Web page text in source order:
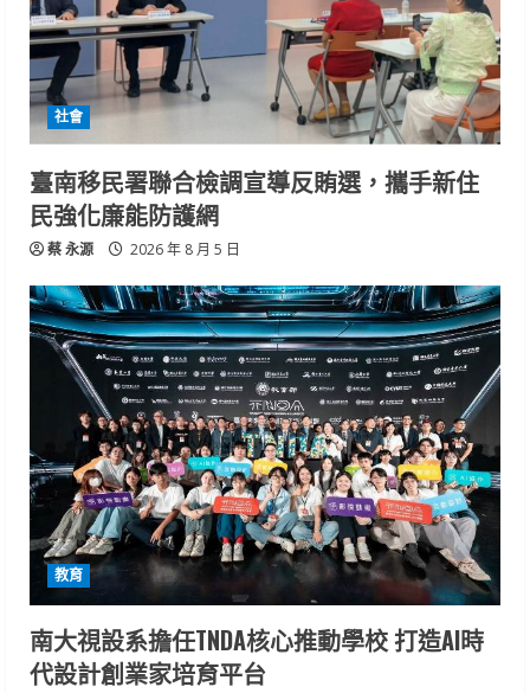
社會
臺南移民署聯合檢調宣導反賄選，攜手新住
民強化廉能防護網
蔡 永源 2026 年 8 月 5 日
教育
南大視設系擔任TNDA核心推動學校 打造AI時
代設計創業家培育平台